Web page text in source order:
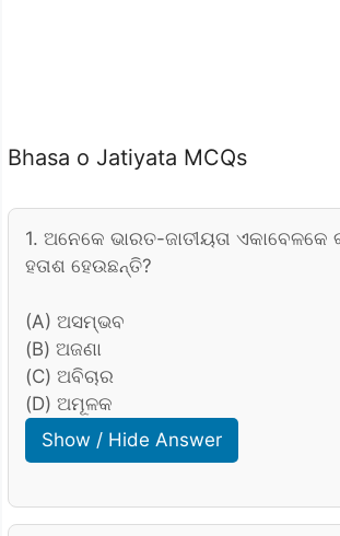
Bhasa o Jatiyata MCQs
1. ଅନେକେ ଭାରତ-ଜାତୀୟତା ଏକାବେଳକେ
ହତାଶ ହେଉଛନ୍ତି?
(A) ଅସମ୍ଭବ
(B) ଅଜଣା
(C) ଅବିଚାର
(D) ଅମୂଳକ
Show / Hide Answer